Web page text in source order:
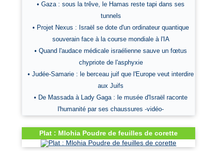
• Gaza : sous la trêve, le Hamas reste tapi dans ses
tunnels
• Projet Nexus : Israël se dote d'un ordinateur quantique
souverain face à la course mondiale à l'IA
• Quand l'audace médicale israélienne sauve un fœtus
chypriote de l'asphyxie
• Judée-Samarie : le berceau juif que l'Europe veut interdire
aux Juifs
• De Massada à Lady Gaga : le musée d'Israël raconte
l'humanité par ses chaussures -vidéo-
Plat : Mlohia Poudre de feuilles de corette